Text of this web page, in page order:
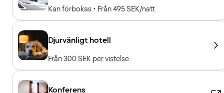
Kan förbokas • Från 495 SEK/natt
Djurvänligt hotell
Från 300 SEK per vistelse
Konferens